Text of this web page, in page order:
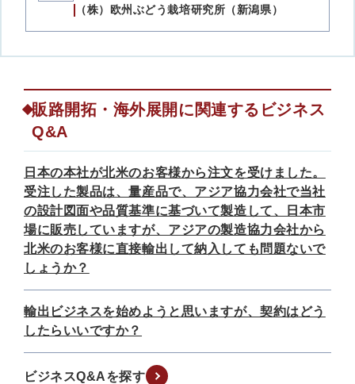
（株）欧州ぶどう栽培研究所（新潟県）
販路開拓・海外展開に関連するビジネス
Q&A
日本の本社が北米のお客様から注文を受けました。
受注した製品は、量産品で、アジア協力会社で当社
の設計図面や品質基準に基づいて製造して、日本市
場に販売していますが、アジアの製造協力会社から
北米のお客様に直接輸出して納入しても問題ないで
しょうか？
輸出ビジネスを始めようと思いますが、契約はどう
したらいいですか？
ビジネスQ&Aを探す